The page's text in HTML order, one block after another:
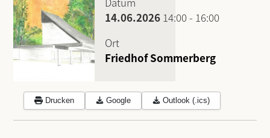
14.06.2026 14:00- 16:00
Ort
Friedhof Sommerberg
Drucken Google Outlook (.ics)